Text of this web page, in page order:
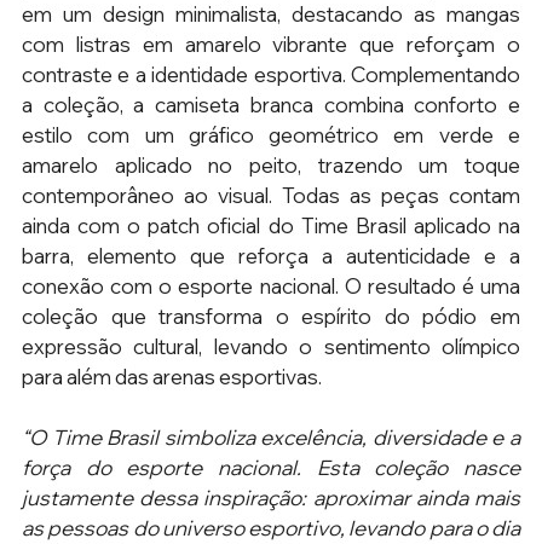
em um design minimalista, destacando as mangas
com listras em amarelo vibrante que reforçam o
contraste e a identidade esportiva. Complementando
a coleção, a camiseta branca combina conforto e
estilo com um gráfico geométrico em verde e
amarelo aplicado no peito, trazendo um toque
contemporâneo ao visual. Todas as peças contam
ainda com o patch oficial do Time Brasil aplicado na
barra, elemento que reforça a autenticidade e a
conexão com o esporte nacional. O resultado é uma
coleção que transforma o espírito do pódio em
expressão cultural, levando o sentimento olímpico
para além das arenas esportivas.
“O Time Brasil simboliza excelência, diversidade e a
força do esporte nacional. Esta coleção nasce
justamente dessa inspiração: aproximar ainda mais
as pessoas do universo esportivo, levando para o dia